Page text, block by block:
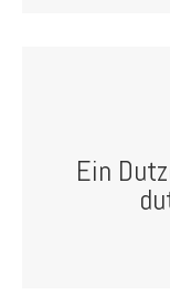
Ein